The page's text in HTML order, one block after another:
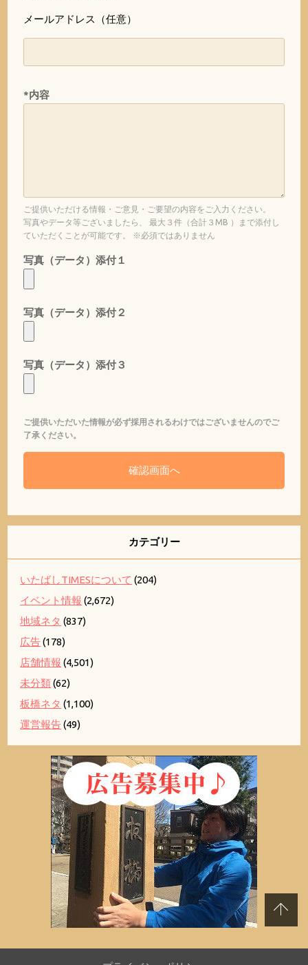
メールアドレス（任意）
*内容
ご提供いただける情報・ご意見・ご要望の内容をご入力ください。
写真やデータ等ございましたら、 最大３件（合計３MB ）まで添付し
ていただくことが可能です。 ※必須ではありません
写真（データ）添付１
写真（データ）添付２
写真（データ）添付３
ご提供いただいた情報が必ず採用されるわけではございませんのでご
了承ください。
カテゴリー
いたばしTIMESについて (204)
イベント情報 (2,672)
地域ネタ (837)
広告(178)
店舗情報 (4,501)
未分類(62)
板橋ネタ (1,100)
運営報告(49)